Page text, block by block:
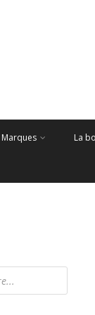
Marques La